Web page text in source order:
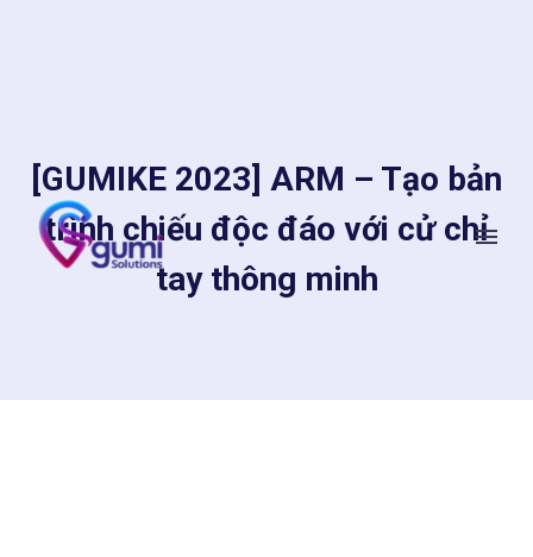
[GUMIKE 2023] ARM – Tạo bản
trình chiếu độc đáo với cử chỉ
tay thông minh